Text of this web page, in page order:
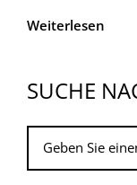
Weiterlesen
SUCHE